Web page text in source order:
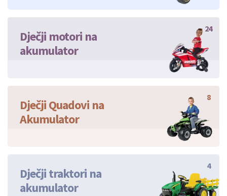
Dječji motori na
akumulator
24
Dječji Quadovi na
Akumulator
8
Dječji traktori na
akumulator
4